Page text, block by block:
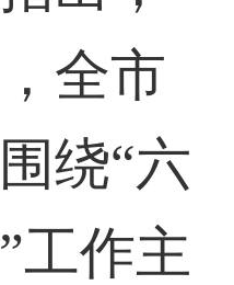
全市
绕“六
工作主